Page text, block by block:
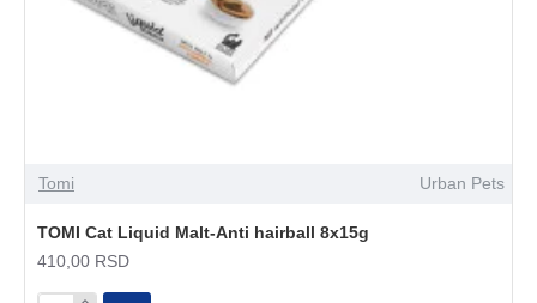
Tomi Urban Pets
TOMI Cat Liquid Malt-Anti hairball 8x15g
410,00 RSD